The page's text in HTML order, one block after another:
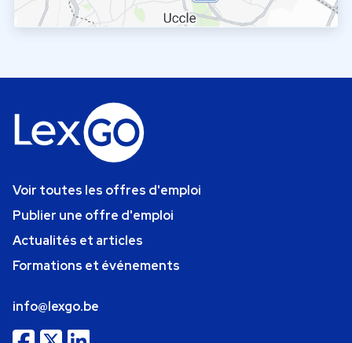
Voir toutes les offres d'emploi
Publier une offre d'emploi
Actualités et articles
Formations et événements
info@lexgo.be